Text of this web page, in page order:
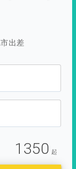
出差
1350 起